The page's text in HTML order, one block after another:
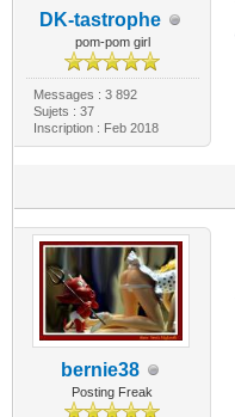
DK-tastrophe
pom-pom girl
Messages : 3 892
Sujets : 37
Inscription : Feb 2018
bernie38
Posting Freak